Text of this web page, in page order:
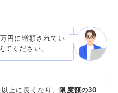
円に増額されてい
てください。
上に長くなり、 限度額の30